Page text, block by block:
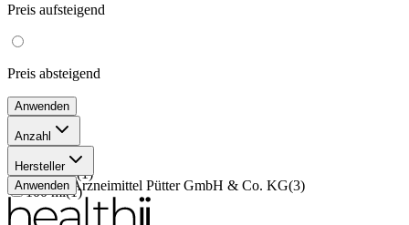
Preis aufsteigend
Preis absteigend
Anwenden
Anzahl
(1 )
28 Stück(1)
100 ml(1)
Hersteller
Medice Arzneimittel Pütter GmbH & Co. KG(3)
Anwenden